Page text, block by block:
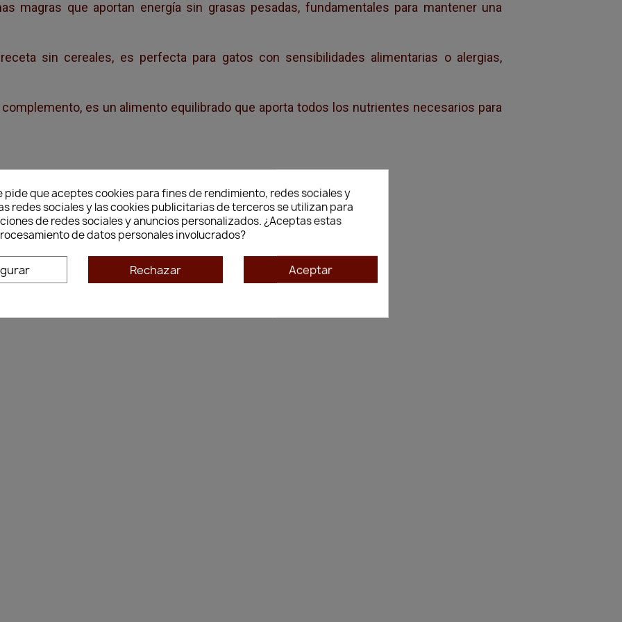
magras que aportan energía sin grasas pesadas, fundamentales para mantener una
sin cereales, es perfecta para gatos con sensibilidades alimentarias o alergias,
es un alimento equilibrado que aporta todos los nutrientes necesarios para
para gatos
pide que aceptes cookies para fines de rendimiento, redes sociales y
redes sociales y las cookies publicitarias de terceros se utilizan para
de redes sociales y anuncios personalizados. ¿Aceptas estas
de datos personales involucrados?
Rechazar Aceptar